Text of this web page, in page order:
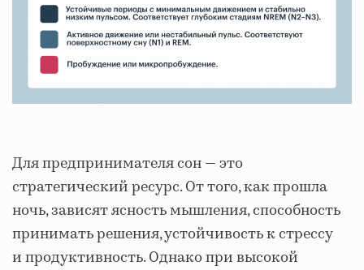
Для предпринимателя сон — это
стратегический ресурс. От того, как прошла
ночь, зависят ясность мышления, способность
принимать решения, устойчивость к стрессу
и продуктивность. Однако при высокой